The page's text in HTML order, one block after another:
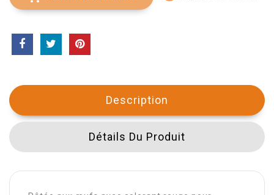
Description
Détails Du Produit